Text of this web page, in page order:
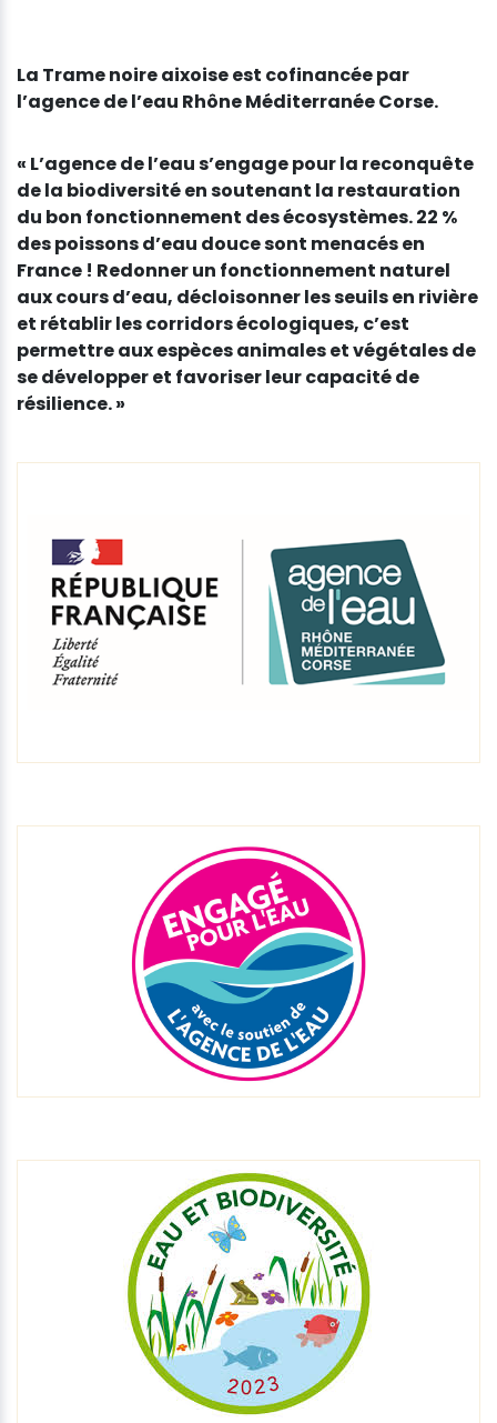
La Trame noire aixoise est cofinancée par
l’agence de l’eau Rhône Méditerranée Corse.
« L’agence de l’eau s’engage pour la reconquête
de la biodiversité en soutenant la restauration
du bon fonctionnement des écosystèmes. 22 %
des poissons d’eau douce sont menacés en
France ! Redonner un fonctionnement naturel
aux cours d’eau, décloisonner les seuils en rivière
et rétablir les corridors écologiques, c’est
permettre aux espèces animales et végétales de
se développer et favoriser leur capacité de
résilience. »